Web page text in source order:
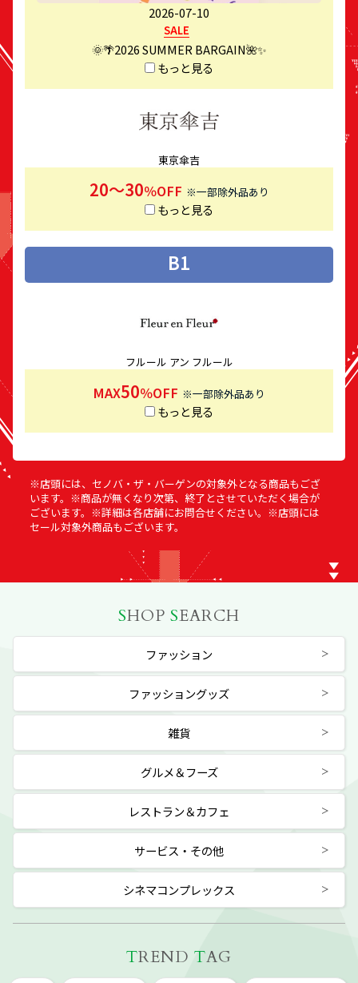
2026-07-10
SALE
🌞🌴2026 SUMMER BARGAIN🌺✨
もっと見る
東京傘吉
20～30％OFF ※一部除外品あり
もっと見る
B1
フルール アン フルール
MAX50％OFF ※一部除外品あり
もっと見る
※店頭には、セノバ・ザ・バーゲンの対象外となる商品もござ
います。※商品が無くなり次第、終了とさせていただく場合が
ございます。※詳細は各店舗にお問合せください。※店頭には
セール対象外商品もございます。
SHOP SEARCH
ファッション
ファッショングッズ
雑貨
グルメ＆フーズ
レストラン＆カフェ
サービス・その他
シネマコンプレックス
TREND TAG